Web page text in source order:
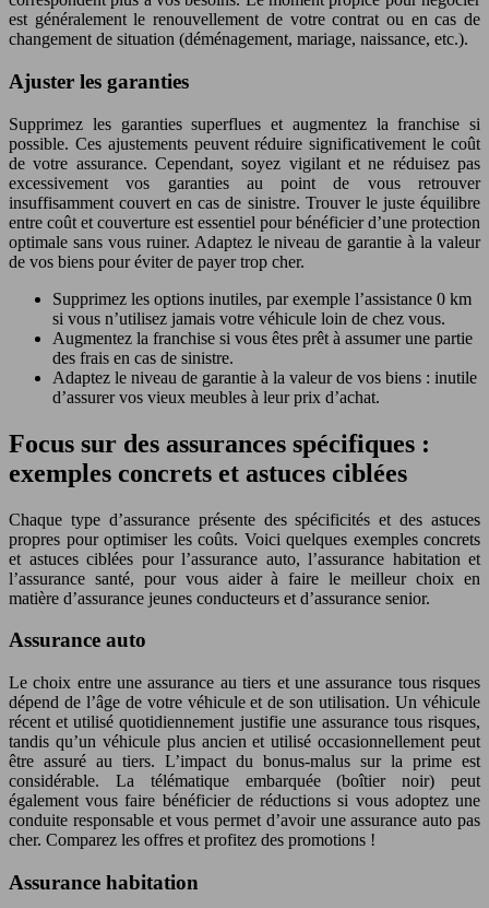
est généralement le renouvellement de votre contrat ou en cas de
changement de situation (déménagement, mariage, naissance, etc.).
Ajuster les garanties
Supprimez les garanties superflues et augmentez la franchise si
possible. Ces ajustements peuvent réduire significativement le coût
de votre assurance. Cependant, soyez vigilant et ne réduisez pas
excessivement vos garanties au point de vous retrouver
insuffisamment couvert en cas de sinistre. Trouver le juste équilibre
entre coût et couverture est essentiel pour bénéficier d’une protection
optimale sans vous ruiner. Adaptez le niveau de garantie à la valeur
de vos biens pour éviter de payer trop cher.
Supprimez les options inutiles, par exemple l’assistance 0 km
si vous n’utilisez jamais votre véhicule loin de chez vous.
Augmentez la franchise si vous êtes prêt à assumer une partie
des frais en cas de sinistre.
Adaptez le niveau de garantie à la valeur de vos biens : inutile
d’assurer vos vieux meubles à leur prix d’achat.
Focus sur des assurances spécifiques :
exemples concrets et astuces ciblées
Chaque type d’assurance présente des spécificités et des astuces
propres pour optimiser les coûts. Voici quelques exemples concrets
et astuces ciblées pour l’assurance auto, l’assurance habitation et
l’assurance santé, pour vous aider à faire le meilleur choix en
matière d’assurance jeunes conducteurs et d’assurance senior.
Assurance auto
Le choix entre une assurance au tiers et une assurance tous risques
dépend de l’âge de votre véhicule et de son utilisation. Un véhicule
récent et utilisé quotidiennement justifie une assurance tous risques,
tandis qu’un véhicule plus ancien et utilisé occasionnellement peut
être assuré au tiers. L’impact du bonus-malus sur la prime est
considérable. La télématique embarquée (boîtier noir) peut
également vous faire bénéficier de réductions si vous adoptez une
conduite responsable et vous permet d’avoir une assurance auto pas
cher. Comparez les offres et profitez des promotions !
Assurance habitation